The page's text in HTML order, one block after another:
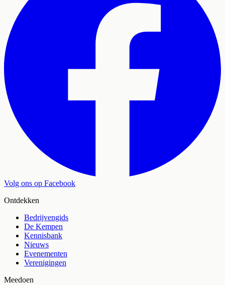
Volg ons op Facebook
Ontdekken
Bedrijvengids
De Kempen
Kennisbank
Nieuws
Evenementen
Verenigingen
Meedoen